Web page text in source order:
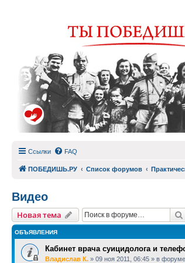
Ссылки FAQ
ПОБЕДИШЬ.РУ Список форумов
Видео
Новая тема
ОБЪЯВЛЕНИЯ
Кабинет врача суицидолога и
Владислав К. » 09 ноя 2011, 06:45 » в форуме